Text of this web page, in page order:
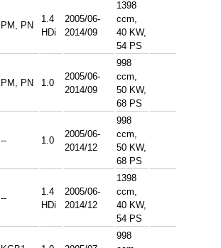
PM, PN
1.4
HDi
2005/06-
2014/09
1398
ccm,
40 KW,
54 PS
PM, PN 1.0
2005/06-
2014/09
998
ccm,
50 KW,
68 PS
-- 1.0
2005/06-
2014/12
998
ccm,
50 KW,
68 PS
--
1.4
HDi
2005/06-
2014/12
1398
ccm,
40 KW,
54 PS
998